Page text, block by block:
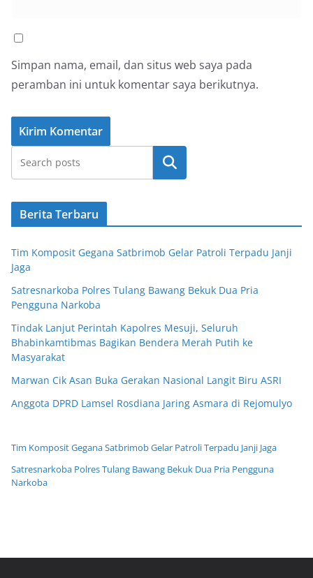
Simpan nama, email, dan situs web saya pada
peramban ini untuk komentar saya berikutnya.
Cari
Berita Terbaru
Tim Komposit Gegana Satbrimob Gelar Patroli Terpadu Janji
Jaga
Satresnarkoba Polres Tulang Bawang Bekuk Dua Pria
Pengguna Narkoba
Tindak Lanjut Perintah Kapolres Mesuji, Seluruh
Bhabinkamtibmas Bagikan Bendera Merah Putih ke
Masyarakat
Marwan Cik Asan Buka Gerakan Nasional Langit Biru ASRI
Anggota DPRD Lamsel Rosdiana Jaring Asmara di Rejomulyo
Tim Komposit Gegana Satbrimob Gelar Patroli Terpadu Janji Jaga
Satresnarkoba Polres Tulang Bawang Bekuk Dua Pria Pengguna
Narkoba